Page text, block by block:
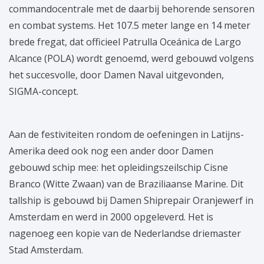
commandocentrale met de daarbij behorende sensoren
en combat systems. Het 107.5 meter lange en 14 meter
brede fregat, dat officieel Patrulla Oceánica de Largo
Alcance (POLA) wordt genoemd, werd gebouwd volgens
het succesvolle, door Damen Naval uitgevonden,
SIGMA-concept.
Aan de festiviteiten rondom de oefeningen in Latijns-
Amerika deed ook nog een ander door Damen
gebouwd schip mee: het opleidingszeilschip Cisne
Branco (Witte Zwaan) van de Braziliaanse Marine. Dit
tallship is gebouwd bij Damen Shiprepair Oranjewerf in
Amsterdam en werd in 2000 opgeleverd. Het is
nagenoeg een kopie van de Nederlandse driemaster
Stad Amsterdam.